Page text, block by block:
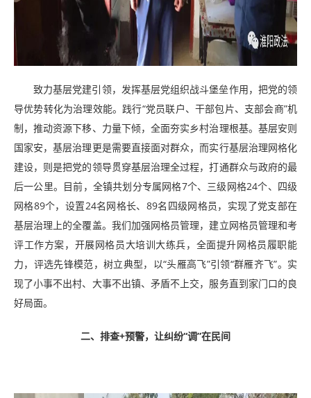
致力基层党建引领，发挥基层党组织战斗堡垒作用，把党的领
导优势转化为治理效能。践行“党员联户、干部包片、支部会商”机
制，推动资源下移、力量下倾，全面夯实乡村治理根基。基层安则
国家安，基层治理更是需要直接面对群众，而实行基层治理网格化
建设，则是把党的领导贯穿基层治理全过程，打通群众与政府的最
后一公里。目前，全镇共划分专属网格7个、三级网格24个、四级
网格89个，设置24名网格长、89名四级网格员，实现了党支部在
基层治理上的全覆盖。我们加强网格员管理，建立网格员管理和考
评工作方案，开展网格员大培训大练兵，全面提升网格员履职能
力，评选先锋模范，树立典型，以“头雁高飞”引领“群雁齐飞”。实
现了小事不出村、大事不出镇、矛盾不上交，服务直到家门口的良
好局面。
二、排查+预警，让纠纷“调”在民间